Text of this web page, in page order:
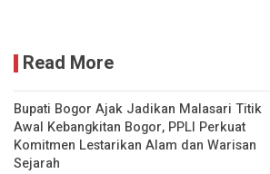
Read More
Bupati Bogor Ajak Jadikan Malasari Titik
Awal Kebangkitan Bogor, PPLI Perkuat
Komitmen Lestarikan Alam dan Warisan
Sejarah